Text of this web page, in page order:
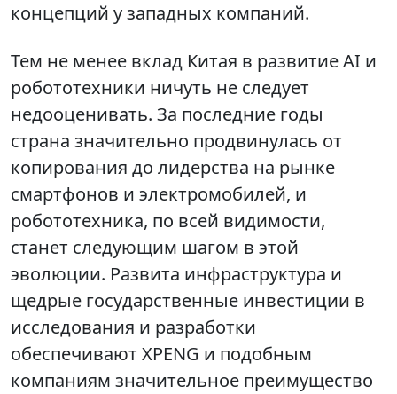
концепций у западных компаний.
Тем не менее вклад Китая в развитие AI и
робототехники ничуть не следует
недооценивать. За последние годы
страна значительно продвинулась от
копирования до лидерства на рынке
смартфонов и электромобилей, и
робототехника, по всей видимости,
станет следующим шагом в этой
эволюции. Развита инфраструктура и
щедрые государственные инвестиции в
исследования и разработки
обеспечивают XPENG и подобным
компаниям значительное преимущество